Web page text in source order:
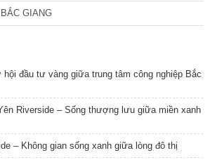
GIANG
đầu tư vàng giữa trung tâm công nghiệp Bắc
Riverside – Sống thượng lưu giữa miền xanh
– Không gian sống xanh giữa lòng đô thị